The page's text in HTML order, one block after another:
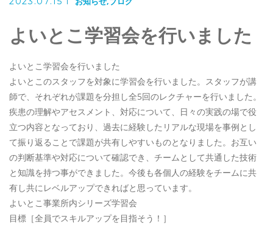
お問い合わせ
メール・フォーム
よいとこ学習会を行いました
よいとこ学習会を行いました
よいとこのスタッフを対象に学習会を行いました。スタッフが講
師で、それぞれが課題を分担し全5回のレクチャーを行いました。
疾患の理解やアセスメント、対応について、日々の実践の場で役
立つ内容となっており、過去に経験したリアルな現場を事例とし
て振り返ることで課題が共有しやすいものとなりました。お互い
の判断基準や対応について確認でき、チームとして共通した技術
と知識を持つ事ができました。今後も各個人の経験をチームに共
有し共にレベルアップできればと思っています。
よいとこ事業所内シリーズ学習会
目標［全員でスキルアップを目指そう！］